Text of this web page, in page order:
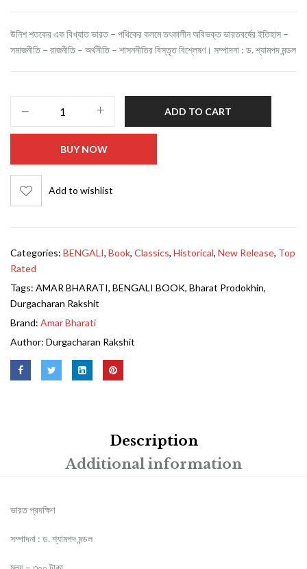
উনিশ শতকের এক বিখ্যাত ভারত – পথিকের কলমে তৎকালীন অবিভক্ত ভারতবর্ষের ইতিহাস –
সমাজনীতি – রাজনীতি – অর্থনীতি – শাসননীতির বিস্তৃত বিশ্লেষণ। সম্পাদনা : ড. শ্যামপদ মন্ডল
ADD TO CART
BUY NOW
Add to wishlist
Categories: BENGALI, Book, Classics, Historical, New Release, Top
Rated
Tags: AMAR BHARATI, BENGALI BOOK, Bharat Prodokhin,
Durgacharan Rakshit
Brand: Amar Bharati
Author: Durgacharan Rakshit
Description
Additional information
ভারত প্রদক্ষিণ
সম্পাদনা : ড. শ্যামপদ মন্ডল